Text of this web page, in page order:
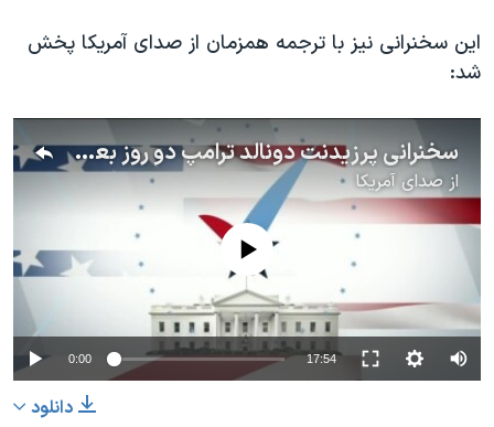
این سخنرانی نیز با ترجمه همزمان از صدای آمریکا پخش
شد:
سخنرانی پرزیدنت دونالد ترامپ دو روز بعد از انتخابات آمریکا
ازصدای آمریکا
No media source currently available
0:00 17:54
دانلود